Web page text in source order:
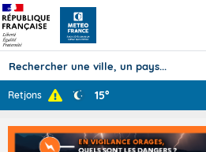
Retjons 15°